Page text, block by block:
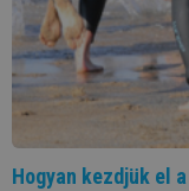
Hogyan kezdjük el